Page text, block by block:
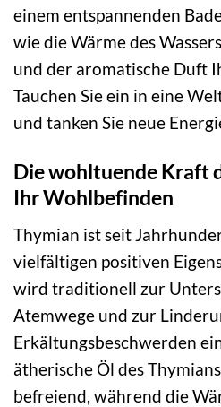
einem entspannenden
wie die Wärme des
und der aromatische Duft
Tauchen Sie ein in eine
und tanken Sie neue
Die wohltuende Kraft
Ihr Wohlbefinden
Thymian ist seit
vielfältigen positiven
wird traditionell zur
Atemwege und zur
Erkältungsbeschwerden
ätherische Öl des
befreiend, während die